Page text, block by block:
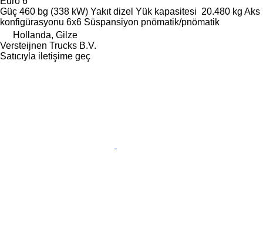
Güç 460 bg (338 kW) Yakıt dizel Yük kapasitesi 20.480 kg Aks
konfigürasyonu 6x6 Süspansiyon pnömatik/pnömatik
Hollanda, Gilze
Versteijnen Trucks B.V.
Satıcıyla iletişime geç